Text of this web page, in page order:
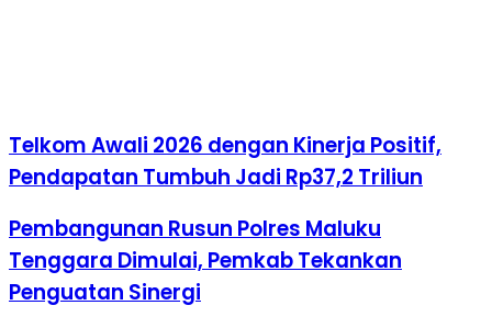
Telkom Awali 2026 dengan Kinerja Positif,
Pendapatan Tumbuh Jadi Rp37,2 Triliun
Pembangunan Rusun Polres Maluku
Tenggara Dimulai, Pemkab Tekankan
Penguatan Sinergi